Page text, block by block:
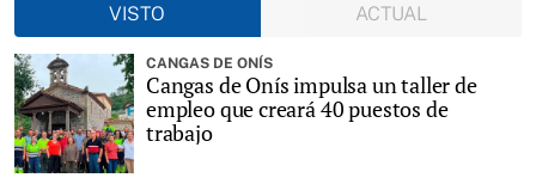
VISTO
ACTUAL
CANGAS DE ONÍS
Cangas de Onís impulsa un taller de
empleo que creará 40 puestos de
trabajo